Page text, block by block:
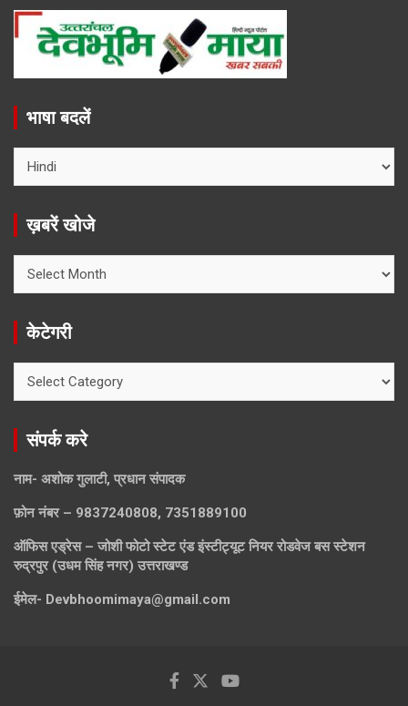
भाषा बदलें
ख़बरें खोजे
खोजे
केटेगरी
संपर्क करे
नाम- अशोक गुलाटी, प्रधान संपादक
फ़ोन नंबर – 9837240808, 7351889100
ऑफिस एड्रेस – जोशी फोटो स्टेट एंड इंस्टीट्यूट नियर रोडवेज बस स्टेशन
रुद्रपुर (उधम सिंह नगर) उत्तराखण्ड
ईमेल- Devbhoomimaya@gmail.com